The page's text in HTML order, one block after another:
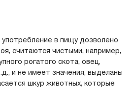
в пищу дозволено
считаются чистыми, например,
рогатого скота, овец,
и не имеет значения, выделаны
шкур животных, которые